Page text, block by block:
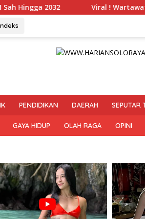
Viral ! Wartawati 22 Tahun Jadi
PENDIDIKAN DAERAH SEPUTAR
GAYA HIDUP OLAH RAGA OPINI